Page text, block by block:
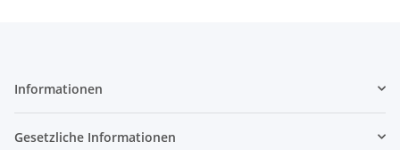
Informationen
Gesetzliche Informationen